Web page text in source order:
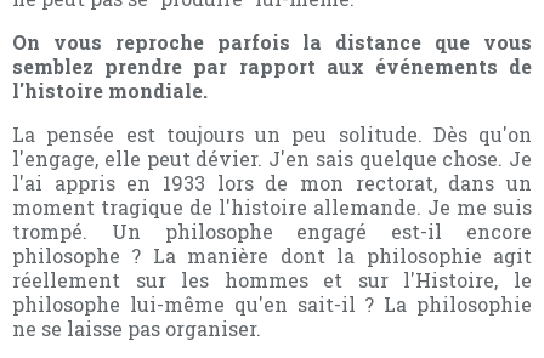
On vous reproche parfois la distance que vous
semblez prendre par rapport aux événements de
l'histoire mondiale.
La pensée est toujours un peu solitude. Dès qu'on
l'engage, elle peut dévier. J'en sais quelque chose. Je
l'ai appris en 1933 lors de mon rectorat, dans un
moment tragique de l'histoire allemande. Je me suis
trompé. Un philosophe engagé est-il encore
philosophe ? La manière dont la philosophie agit
réellement sur les hommes et sur l'Histoire, le
philosophe lui-même qu'en sait-il ? La philosophie
ne se laisse pas organiser.